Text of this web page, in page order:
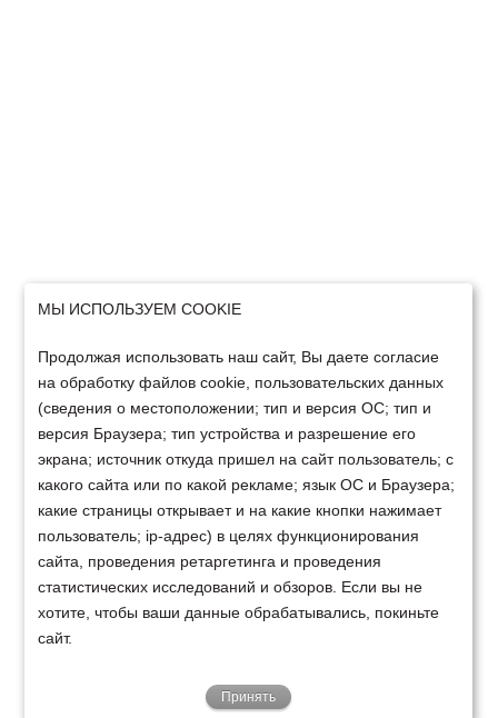
МЫ ИСПОЛЬЗУЕМ COOKIE
Продолжая использовать наш сайт, Вы даете согласие
на обработку файлов cookie, пользовательских данных
(сведения о местоположении; тип и версия ОС; тип и
версия Браузера; тип устройства и разрешение его
экрана; источник откуда пришел на сайт пользователь; с
какого сайта или по какой рекламе; язык ОС и Браузера;
какие страницы открывает и на какие кнопки нажимает
пользователь; ip-адрес) в целях функционирования
сайта, проведения ретаргетинга и проведения
статистических исследований и обзоров. Если вы не
хотите, чтобы ваши данные обрабатывались, покиньте
сайт.
Принять